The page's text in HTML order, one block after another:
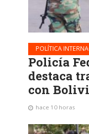
POLÍTICA
Policía
destaca
con
hace 10 horas